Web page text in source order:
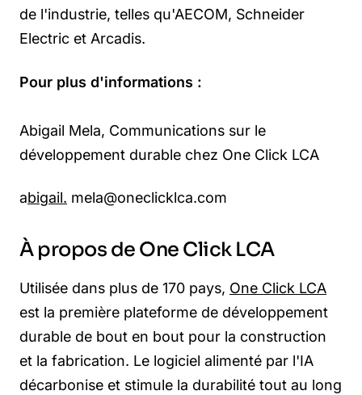
de l'industrie, telles qu'AECOM, Schneider
Electric et Arcadis.
Pour plus d'informations :
Abigail Mela, Communications sur le
développement durable chez One Click LCA
abigail. mela@oneclicklca.com
À propos de One Click LCA
Utilisée dans plus de 170 pays, One Click LCA
est la première plateforme de développement
durable de bout en bout pour la construction
et la fabrication. Le logiciel alimenté par l'IA
décarbonise et stimule la durabilité tout au long